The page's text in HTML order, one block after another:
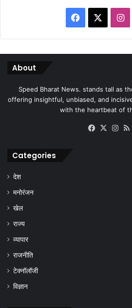
Facebook
About
Speed Bharat News. stands tall as
offering insightful, unbiased, and
with the heartbeat of
Facebook
X
Categories
देश
मनोरंजन
खेल
राज्य
व्यापार
राजनीति
टेक्नॉलॉजी
विज्ञान